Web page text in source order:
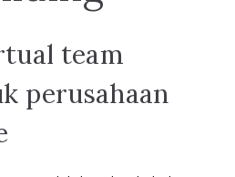
team
perusahaan